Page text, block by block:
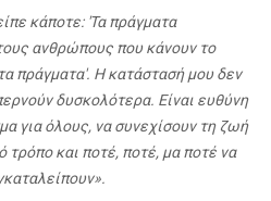
κάποτε: 'Τα πράγματα
ανθρώπους που κάνουν το
πράγματα'. Η κατάστασή μου δεν
δυσκολότερα. Είναι ευθύνη
για όλους, να συνεχίσουν τη ζωή
τρόπο και ποτέ, ποτέ, μα ποτέ να